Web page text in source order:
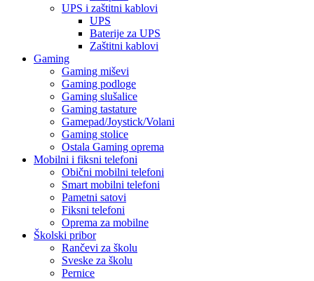
UPS i zaštitni kablovi
UPS
Baterije za UPS
Zaštitni kablovi
Gaming
Gaming miševi
Gaming podloge
Gaming slušalice
Gaming tastature
Gamepad/Joystick/Volani
Gaming stolice
Ostala Gaming oprema
Mobilni i fiksni telefoni
Obični mobilni telefoni
Smart mobilni telefoni
Pametni satovi
Fiksni telefoni
Oprema za mobilne
Školski pribor
Rančevi za školu
Sveske za školu
Pernice